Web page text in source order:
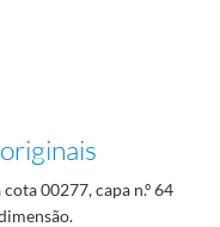
00277, capa n.º 64